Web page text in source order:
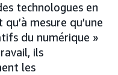
technologues en
mesure qu’une
du numérique »
ils
les